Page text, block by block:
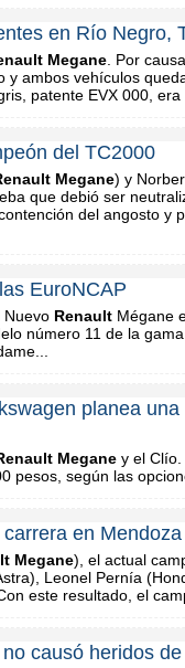
en Río Negro,
Megane . Por
y ambos vehículos
patente EVX 000,
del TC2000
Megane) y
que debió ser
del angosto y
EuroNCAP
Nuevo Renault Mégane
número 11 de la
planea
Megane y el
pesos, según las
en Mendoza
Megane), el actual
Leonel Pernía
este resultado, el
causó heridos